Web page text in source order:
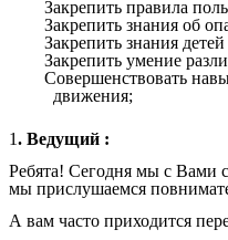
Закрепить правила
Закрепить знания об
Закрепить знания детей
Закрепить умение
Совершенствовать
движения;
1. Ведущий :
Ребята! Сегодня мы с Вами
мы прислушаемся
А вам часто приходится